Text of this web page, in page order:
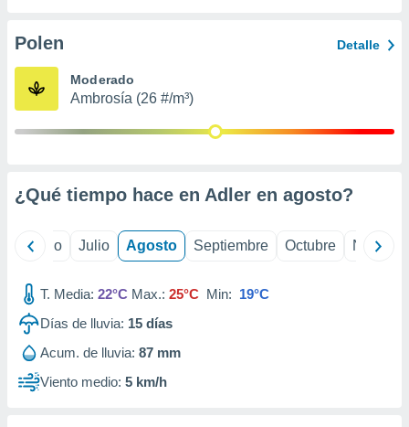
e
mediante
publicidad
publicidad
1199
Polen Detalle
Moderado
Ambrosía (26 #/m³)
¿Qué tiempo hace en Adler en agosto?
Junio Julio Agosto Septiembre Octubre
T. Media: 22°C Max.: 25°C Min: 19°C
Días de lluvia: 15 días
Acum. de lluvia: 87 mm
Viento medio: 5 km/h